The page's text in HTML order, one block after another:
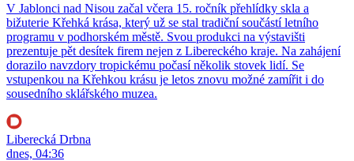
V Jablonci nad Nisou začal včera 15. ročník přehlídky skla a
bižuterie Křehká krása, který už se stal tradiční součástí letního
programu v podhorském městě. Svou produkci na výstavišti
prezentuje pět desítek firem nejen z Libereckého kraje. Na zahájení
dorazilo navzdory tropickému počasí několik stovek lidí. Se
vstupenkou na Křehkou krásu je letos znovu možné zamířit i do
sousedního sklářského muzea.
Liberecká Drbna
dnes, 04:36